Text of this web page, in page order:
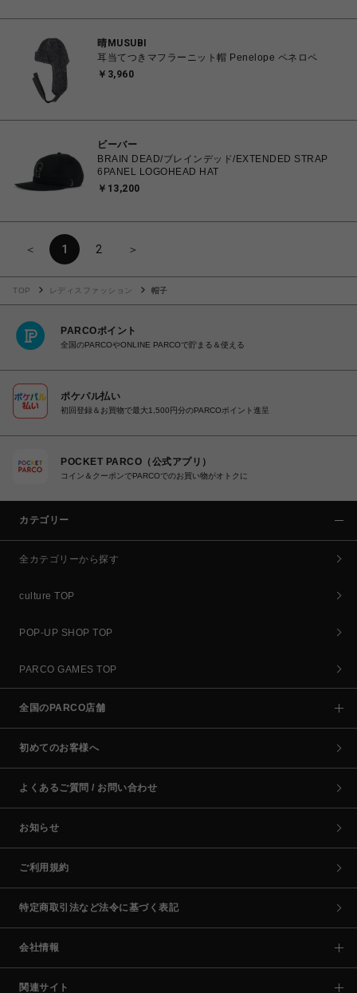
晴MUSUBI
耳当てつきマフラーニット帽 Penelope ペネロペ
￥3,960
ビーバー
BRAIN DEAD/ブレインデッド/EXTENDED STRAP
6PANEL LOGOHEAD HAT
￥13,200
＜ 1 2 ＞
TOP レディスファッション 帽子
PARCOポイント
全国のPARCOやONLINE PARCOで貯まる＆使える
ポケパル払い
初回登録＆お買物で最大1,500円分のPARCOポイント進呈
POCKET PARCO（公式アプリ）
コイン＆クーポンでPARCOでのお買い物がオトクに
カテゴリー
全カテゴリーから探す
culture TOP
POP-UP SHOP TOP
PARCO GAMES TOP
全国のPARCO店舗
初めてのお客様へ
よくあるご質問 / お問い合わせ
お知らせ
ご利用規約
特定商取引法など法令に基づく表記
会社情報
関連サイト